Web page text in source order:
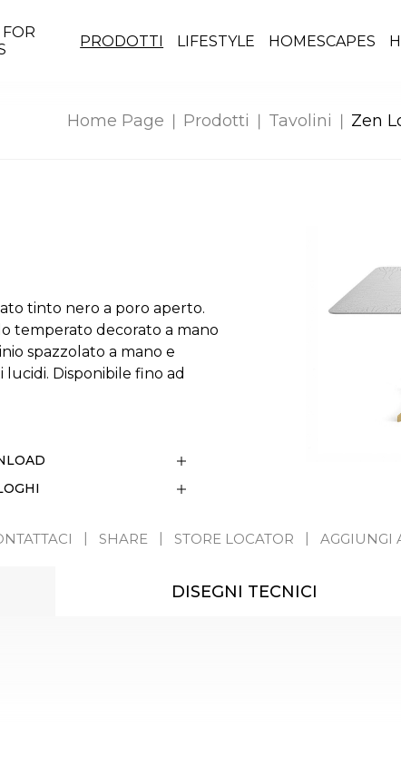
PRODOTTI LIFESTYLE HOMESCAPES
Home Page Prodotti Tavolini Zen
tinto nero a poro aperto.
temperato decorato a mano
spazzolato a mano e
Disponibile fino ad
SHARE STORE LOCATOR AGGIUNGI
DISEGNI TECNICI